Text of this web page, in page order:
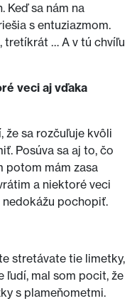
Keď sa nám na
s entuziazmom.
tretíkrát … A v tú chvíľu
veci aj vďaka
že sa rozčuľuje kvôli
Posúva sa aj to, čo
potom mám zasa
a niektoré veci
nedokážu pochopiť.
stretávate tie limetky,
ľudí, mal som pocit, že
s plameňometmi.